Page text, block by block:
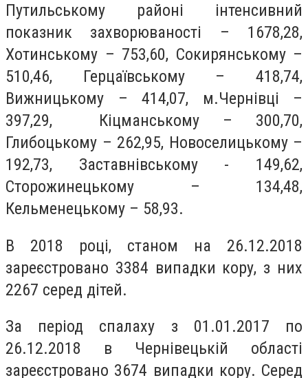
Путильському районі інтенсивний
показник захворюваності – 1678,28,
Хотинському – 753,60, Сокирянському –
510,46, Герцаївському – 418,74,
Вижницькому – 414,07, м.Чернівці –
397,29, Кіцманському – 300,70,
Глибоцькому – 262,95, Новоселицькому –
192,73, Заставнівському - 149,62,
Сторожинецькому – 134,48,
Кельменецькому – 58,93.
В 2018 році, станом на 26.12.2018
зареєстровано 3384 випадки кору, з них
2267 серед дітей.
За період спалаху з 01.01.2017 по
26.12.2018 в Чернівецькій області
зареєстровано 3674 випадки кору. Серед